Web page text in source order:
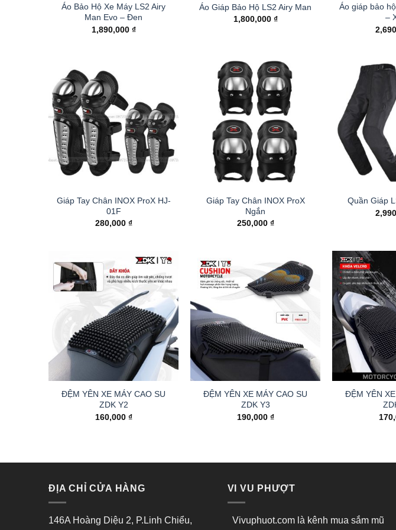
Áo Bảo Hộ Xe Máy LS2 Airy
Man Evo – Đen
1,890,000 ₫
Áo Giáp Bảo Hộ LS2 Airy Man
1,800,000 ₫
Áo giáp bảo
–
Giáp Tay Chân INOX ProX HJ-
01F
280,000 ₫
Giáp Tay Chân INOX ProX
Ngắn
250,000 ₫
Quần Giáp
ĐỆM YÊN XE MÁY CAO SU
ZDK Y2
160,000 ₫
ĐỆM YÊN XE MÁY CAO SU
ZDK Y3
190,000 ₫
ĐỆM YÊN
ĐỊA CHỈ CỬA HÀNG
146A Hoàng Diệu 2, P.Linh Chiểu,
VI VU PHƯỢT
Vivuphuot.com là kênh mua sắm mũ